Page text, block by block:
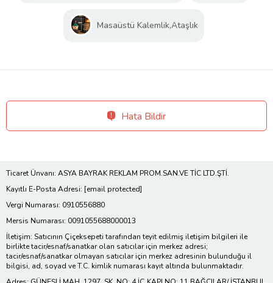
Masaüstü Kalemlik,Ataşlık
Hata Bildir
Ticaret Ünvanı: ASYA BAYRAK REKLAM PROM.SAN.VE TİC LTD.ŞTİ.
Kayıtlı E-Posta Adresi: [email protected]
Vergi Numarası: 0910556880
Mersis Numarası: 0091055688000013
İletişim: Satıcının Çiçeksepeti tarafından teyit edilmiş iletişim bilgileri ile
birlikte tacir/esnaf/sanatkar olan satıcılar için merkez adresi;
tacir/esnaf/sanatkar olmayan satıcılar için merkez adresinin bulunduğu il
bilgisi, ad, soyad ve T.C. kimlik numarası kayıt altında bulunmaktadır.